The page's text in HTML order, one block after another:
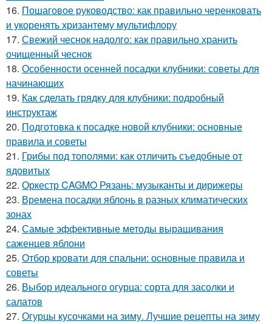
16. Пошаговое руководство: как правильно черенковать
и укоренять хризантему мультифлору
17. Свежий чеснок надолго: как правильно хранить
очищенный чеснок
18. Особенности осенней посадки клубники: советы для
начинающих
19. Как сделать грядку для клубники: подробный
инструктаж
20. Подготовка к посадке новой клубники: основные
правила и советы
21. Грибы под тополями: как отличить съедобные от
ядовитых
22. Оркестр CAGMO Рязань: музыканты и дирижеры
23. Времена посадки яблонь в разных климатических
зонах
24. Самые эффективные методы выращивания
саженцев яблони
25. Отбор кровати для спальни: основные правила и
советы
26. Выбор идеального огурца: сорта для засолки и
салатов
27. Огурцы кусочками на зиму. Лучшие рецепты на зиму